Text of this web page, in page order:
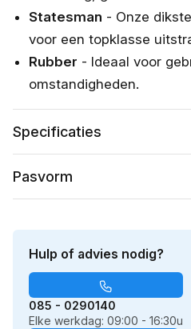
Statesman - Onze
voor een topklasse
Rubber - Ideaal voor
omstandigheden.
Specificaties
Pasvorm
Hulp of advies nodig?
085 - 0290140
Elke werkdag: 09:00 - 16:30u